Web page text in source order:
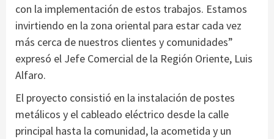
con la implementación de estos trabajos. Estamos
invirtiendo en la zona oriental para estar cada vez
más cerca de nuestros clientes y comunidades”
expresó el Jefe Comercial de la Región Oriente, Luis
Alfaro.
El proyecto consistió en la instalación de postes
metálicos y el cableado eléctrico desde la calle
principal hasta la comunidad, la acometida y un